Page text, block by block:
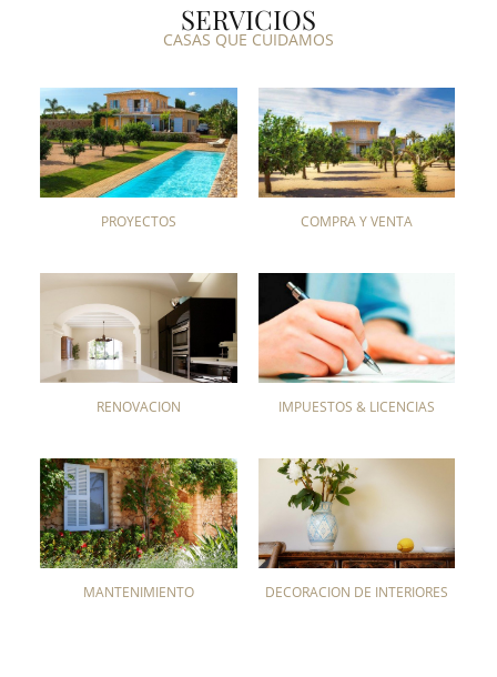
SERVICIOS
CASAS QUE CUIDAMOS
PROYECTOS COMPRA Y VENTA
RENOVACIÓN IMPUESTOS & LICENCIAS
MANTENIMIENTO DECORACIÓN DE INTERIORES